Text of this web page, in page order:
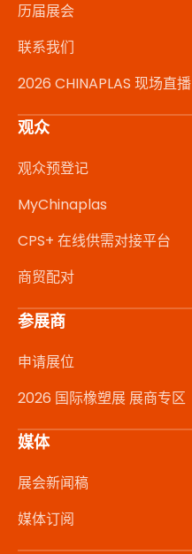
历届展会
联系我们
2026 CHINAPLAS 现场直播
观众
观众预登记
MyChinaplas
CPS+ 在线供需对接平台
商贸配对
参展商
申请展位
2026 国际橡塑展 展商专区
媒体
展会新闻稿
媒体订阅